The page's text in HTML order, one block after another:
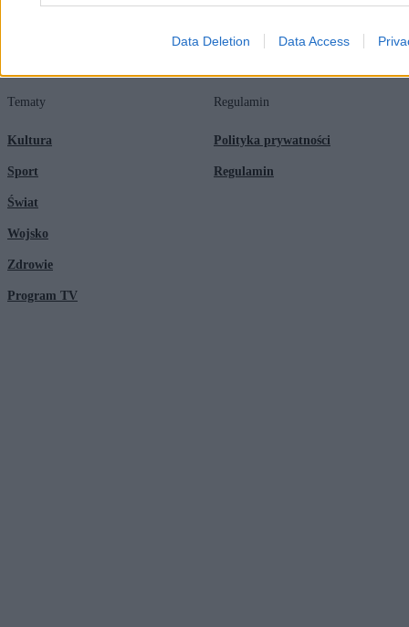
Data Deletion Data Access
Kontakt Moto
Nauka
Tematy
Kultura
Sport
Świat
Wojsko
Zdrowie
Program TV
Regulamin
Polityka prywatności
Regulamin